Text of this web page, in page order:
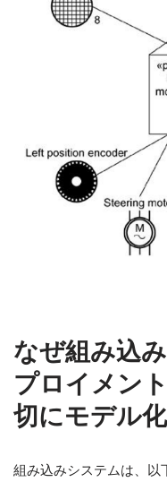
なぜ組み込
プロイメン
切にモデル
組み込みシステムは、以